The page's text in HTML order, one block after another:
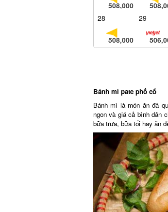
508,000
28
508,000
29
Bánh mì pate phố cổ
Bánh mì là món ăn đã
ngon và giá cả bình dân
bữa trưa, bữa tối hay ăn